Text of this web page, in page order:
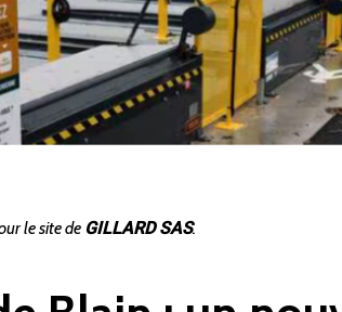
le site de GILLARD SAS.